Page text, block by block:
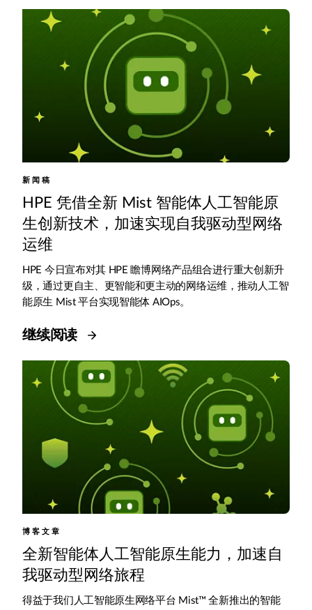
新闻稿
HPE 凭借全新 Mist 智能体人工智能原
生创新技术，加速实现自我驱动型网络
运维
HPE 今日宣布对其 HPE 瞻博网络产品组合进行重大创新升
级，通过更自主、更智能和更主动的网络运维，推动人工智
能原生 Mist 平台实现智能体 AIOps。
继续阅读
博客文章
全新智能体人工智能原生能力，加速自
我驱动型网络旅程
得益于我们人工智能原生网络平台 Mist™ 全新推出的智能